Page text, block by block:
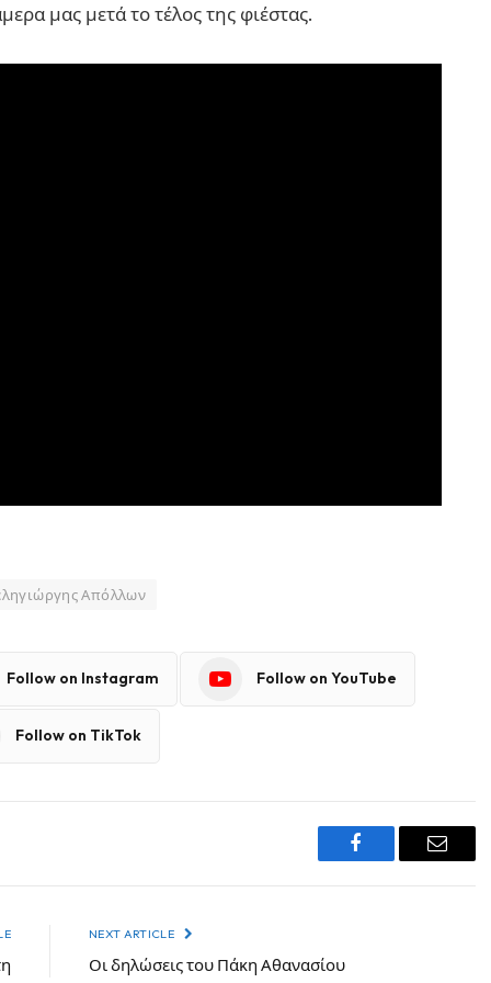
μας μετά το τέλος της φιέστας.
Απόλλων
Follow on Instagram Follow on YouTube
Follow on TikTok
Facebook Email
NEXT ARTICLE
Οι δηλώσεις του Πάκη Αθανασίου